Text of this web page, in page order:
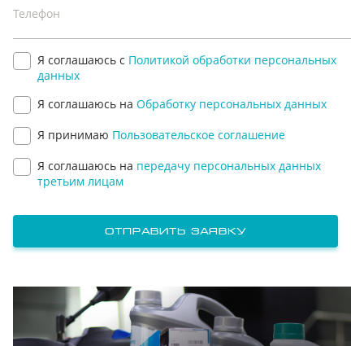
Телефон
Я соглашаюсь с Политикой обработки персональных
данных
Я соглашаюсь на Обработку персональных данных
Я принимаю Пользовательское соглашение
Я соглашаюсь на передачу персональных данных
третьим лицам
отправить заявку